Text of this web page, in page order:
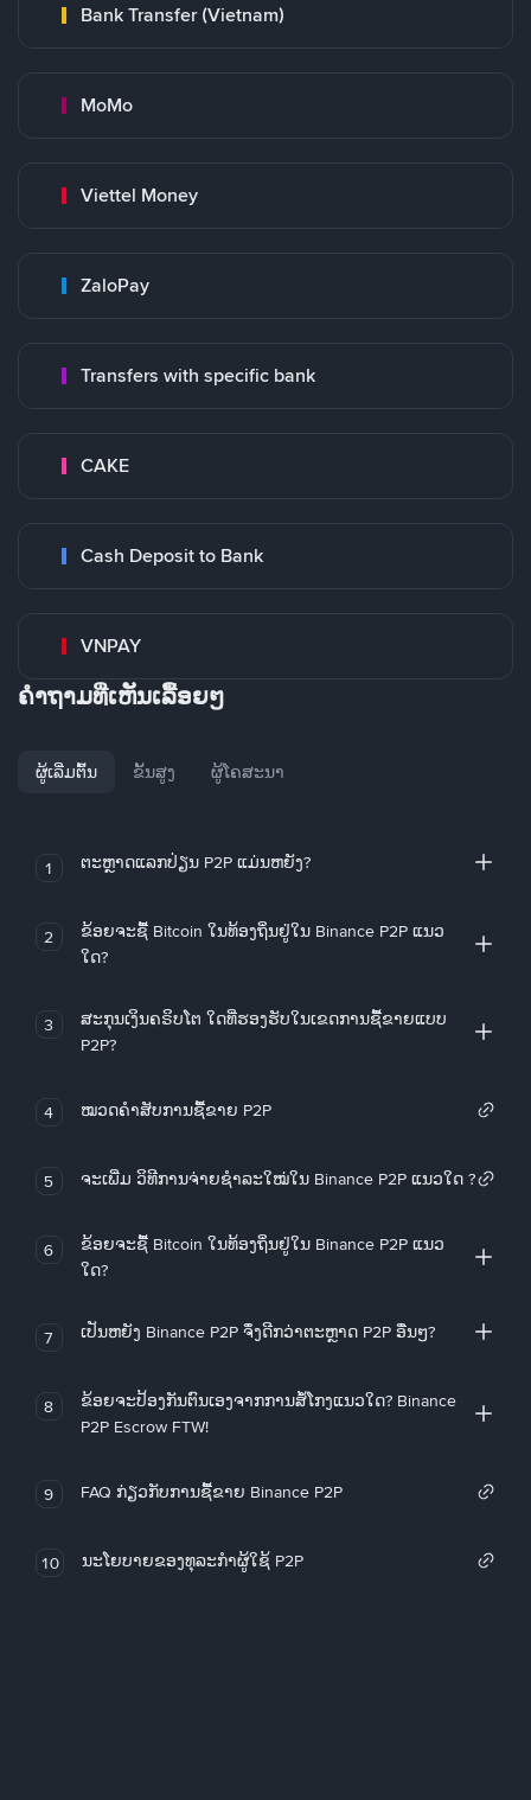
Bank Transfer (Vietnam)
MoMo
Viettel Money
ZaloPay
Transfers with specific bank
CAKE
Cash Deposit to Bank
VNPAY
ຄໍາຖາມທີ່ເຫັນເລື້ອຍໆ
ຜູ້ເລີ່ມຕົ້ນ ຂັ້ນສູງ ຜູ້ໂຄສະນາ
1 ຕະຫຼາດແລກປ່ຽນ P2P ແມ່ນຫຍັງ?
2
ຂ້ອຍຈະຊື້ Bitcoin ໃນທ້ອງຖິ່ນຢູ່ໃນ Binance P2P ແນວ
ໃດ?
3
ສະກຸນເງິນຄຣິບໂຕ ໃດທີ່ຮອງຮັບໃນເຂດການຊື້ຂາຍແບບ
P2P?
4 ໝວດຄໍາສັບການຊື້ຂາຍ P2P
5 ຈະເພີ່ມ ວິທີການຈ່າຍຊຳລະໃໝ່ໃນ Binance P2P ແນວໃດ ?
6
ຂ້ອຍຈະຊື້ Bitcoin ໃນທ້ອງຖິ່ນຢູ່ໃນ Binance P2P ແນວ
ໃດ?
7 ເປັນຫຍັງ Binance P2P ຈຶ່ງດີກວ່າຕະຫຼາດ P2P ອື່ນໆ?
8
ຂ້ອຍຈະປ້ອງກັນຕົນເອງຈາກການສໍ້ໂກງແນວໃດ? Binance
P2P Escrow FTW!
9 FAQ ກ່ຽວກັບການຊື້ຂາຍ Binance P2P
10 ນະໂຍບາຍຂອງທຸລະກໍາຜູ້ໃຊ້ P2P